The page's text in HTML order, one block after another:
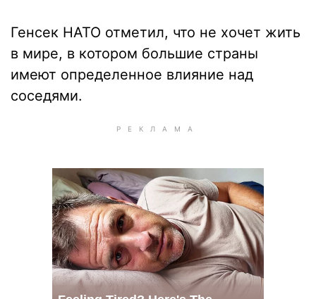
Генсек НАТО отметил, что не хочет жить
в мире, в котором большие страны
имеют определенное влияние над
соседями.